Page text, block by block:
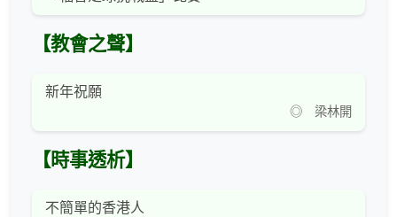
【教會之聲】
新年祝願
◎ 梁林開
【時事透析】
不簡單的香港人